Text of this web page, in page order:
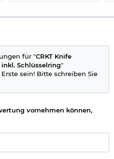
für "CRKT Knife
Schlüsselring"
sein! Bitte schreiben Sie
vornehmen können,